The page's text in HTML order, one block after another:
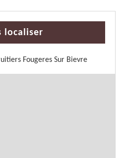
localiser
Fougeres Sur Bievre